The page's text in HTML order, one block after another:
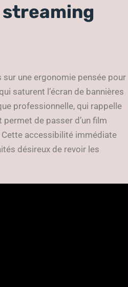
une ergonomie pensée pour
saturent l’écran de bannières
professionnelle, qui rappelle
de passer d’un film
Cette accessibilité immédiate
désireux de revoir les